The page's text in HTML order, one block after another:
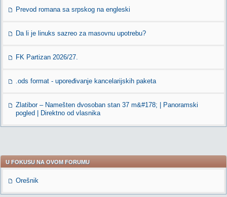
Prevod romana sa srpskog na engleski
Da li je linuks sazreo za masovnu upotrebu?
FK Partizan 2026/27.
.ods format - upoređivanje kancelarijskih paketa
Zlatibor – Namešten dvosoban stan 37 m&#178; | Panoramski
pogled | Direktno od vlasnika
U FOKUSU NA OVOM FORUMU
Orešnik